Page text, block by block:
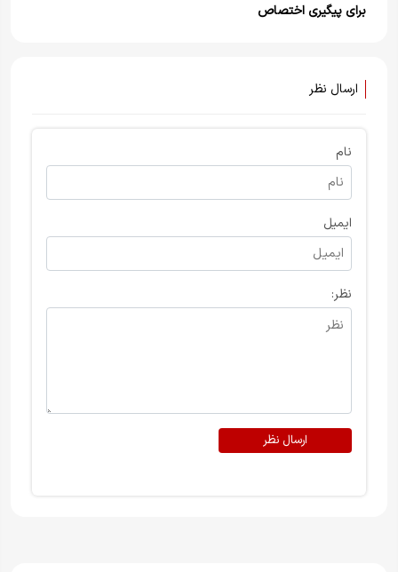
برای پیگیری اختصاص
ارسال نظر
نام
ایمیل
نظر:
ارسال نظر